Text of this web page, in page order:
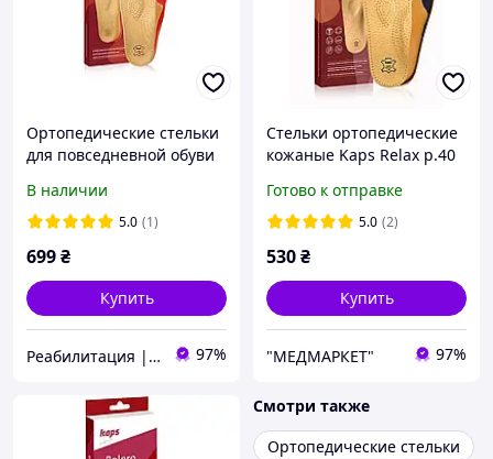
Ортопедические стельки
для повседневной обуви
Absorber Pecari
В наличии
5.0 (1)
699₴
Купить
Реабилитация | Ортопедия | Товары для здоровья 97%
Стельки ортопедические
кожаные Kaps Relax р.40
Готово к отправке
5.0 (2)
530₴
Купить
"МЕДМАРКЕТ" 97%
Смотри также
Ортопедические стельки